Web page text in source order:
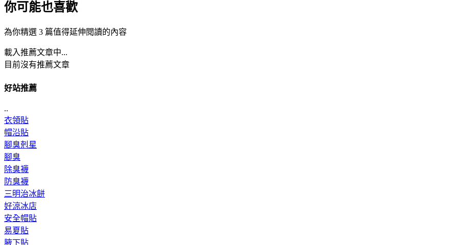
你可能也喜歡
為你精選 3 篇值得延伸閱讀的內容
載入推薦文章中...
目前沒有推薦文章
好站推薦
..
衣領貼
帽沿貼
腳臭剋星
腳臭
除臭襪
防臭襪
三明治冰餅
好涼冰店
安全帽貼
易夏貼
腋下貼